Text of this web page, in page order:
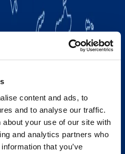
content and ads, to
and to analyse our traffic.
your use of our site with
and analytics partners who
that you’ve